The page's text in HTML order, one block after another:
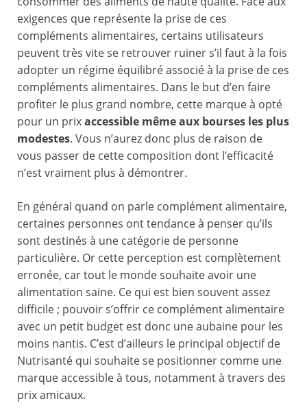
exigences que représente la prise de ces
compléments alimentaires, certains utilisateurs
peuvent très vite se retrouver ruiner s’il faut à la fois
adopter un régime équilibré associé à la prise de ces
compléments alimentaires. Dans le but d’en faire
profiter le plus grand nombre, cette marque à opté
pour un prixaccessible même aux bourses les plus
modestes. Vous n’aurez donc plus de raison de
vous passer de cette composition dont l’efficacité
n’est vraiment plus à démontrer.
En général quand on parle complément alimentaire,
certaines personnes ont tendance à penser qu’ils
sont destinés à une catégorie de personne
particulière. Or cette perception est complètement
erronée, car tout le monde souhaite avoir une
alimentation saine. Ce qui est bien souvent assez
difficile ; pouvoir s’offrir ce complément alimentaire
avec un petit budget est donc une aubaine pour les
moins nantis. C’est d’ailleurs le principal objectif de
Nutrisanté qui souhaite se positionner comme une
marque accessible à tous, notamment à travers des
prix amicaux.